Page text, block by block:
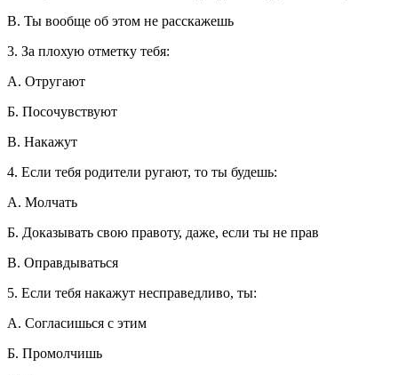
В. Ты вообще об этом не расскажешь
3. За плохую отметку тебя:
А. Отругают
Б. Посочувствуют
В. Накажут
4. Если тебя родители ругают, то ты будешь:
А. Молчать
Б. Доказывать свою правоту, даже, если ты не прав
В. Оправдываться
5. Если тебя накажут несправедливо, ты:
А. Согласишься с этим
Б. Промолчишь